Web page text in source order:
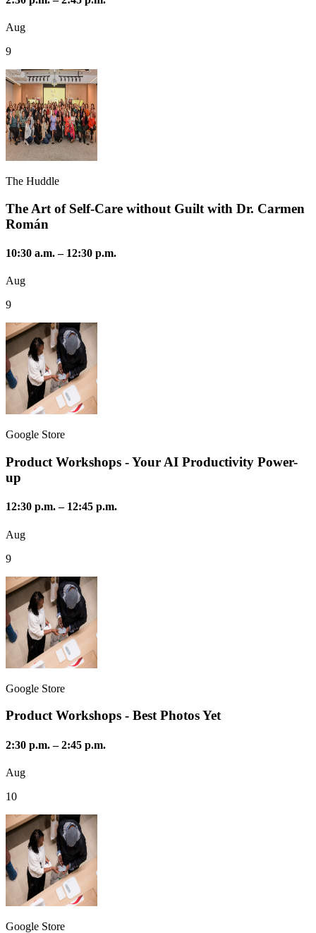
Aug
9
The Huddle
The Art of Self-Care without Guilt with Dr. Carmen
Román
10:30 a.m.– 12:30 p.m.
Aug
9
Google Store
Product Workshops - Your AI Productivity Power-
up
12:30 p.m.– 12:45 p.m.
Aug
9
Google Store
Product Workshops - Best Photos Yet
2:30 p.m.–2:45 p.m.
Aug
10
Google Store